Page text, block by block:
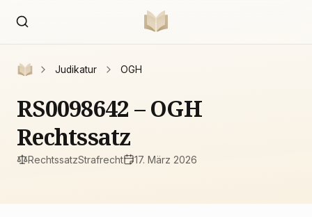
Judikatur OGH
RS0098642 – OGH
Rechtssatz
RechtssatzStrafrecht 17. März 2026